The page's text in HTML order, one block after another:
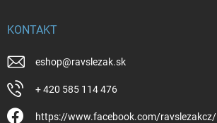
KONTAKT
eshop@ravslezak.sk
+ 420 585 114 476
https://www.facebook.com/ravslezakcz/